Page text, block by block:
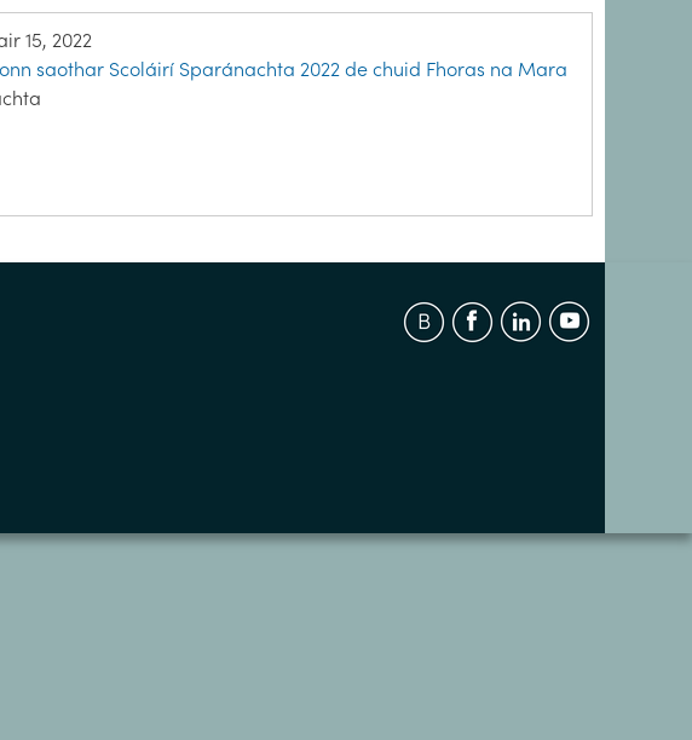
15, 2022
saothar Scoláirí Sparánachta 2022 de chuid Fhoras na Mara